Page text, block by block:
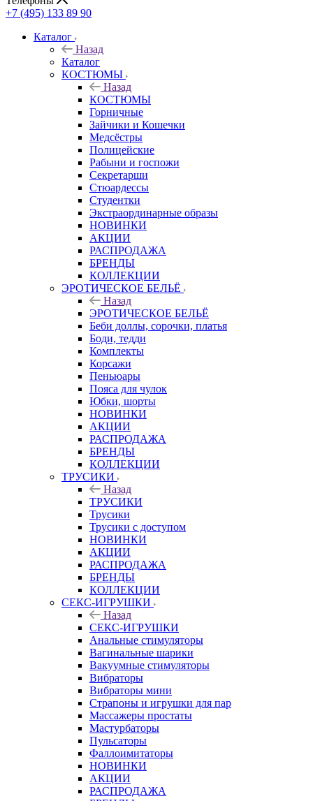
+7 (495) 133 89 90
Каталог
Назад
Каталог
КОСТЮМЫ
Назад
КОСТЮМЫ
Горничные
Зайчики и Кошечки
Медсёстры
Полицейские
Рабыни и госпожи
Секретарши
Стюардессы
Студентки
Экстраординарные образы
НОВИНКИ
АКЦИИ
РАСПРОДАЖА
БРЕНДЫ
КОЛЛЕКЦИИ
ЭРОТИЧЕСКОЕ БЕЛЬЁ
Назад
ЭРОТИЧЕСКОЕ БЕЛЬЁ
Беби доллы, сорочки, платья
Боди, тедди
Комплекты
Корсажи
Пеньюары
Пояса для чулок
Юбки, шорты
НОВИНКИ
АКЦИИ
РАСПРОДАЖА
БРЕНДЫ
КОЛЛЕКЦИИ
ТРУСИКИ
Назад
ТРУСИКИ
Трусики
Трусики с доступом
НОВИНКИ
АКЦИИ
РАСПРОДАЖА
БРЕНДЫ
КОЛЛЕКЦИИ
СЕКС-ИГРУШКИ
Назад
СЕКС-ИГРУШКИ
Анальные стимуляторы
Вагинальные шарики
Вакуумные стимуляторы
Вибраторы
Вибраторы мини
Страпоны и игрушки для пар
Массажеры простаты
Мастурбаторы
Пульсаторы
Фаллоимитаторы
НОВИНКИ
АКЦИИ
РАСПРОДАЖА